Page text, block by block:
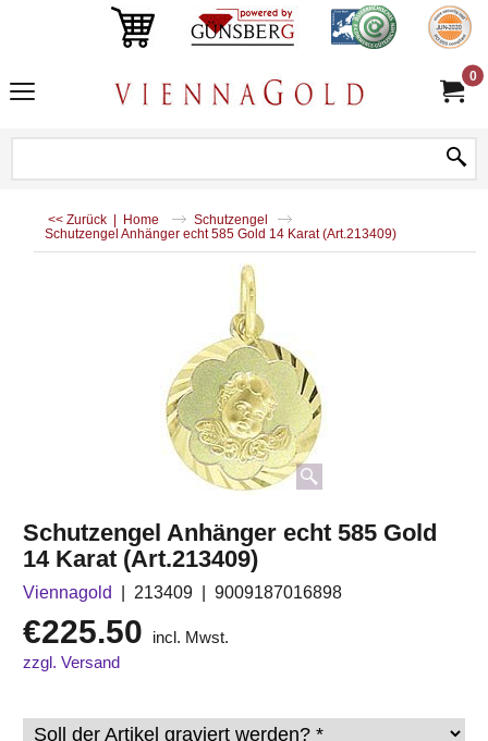
0
<< Zurück | Home
Schutzengel
Schutzengel Anhänger echt 585 Gold 14 Karat (Art.213409)
Schutzengel Anhänger echt 585 Gold
14 Karat (Art.213409)
Viennagold 213409 9009187016898
€225.50
incl. Mwst.
zzgl. Versand